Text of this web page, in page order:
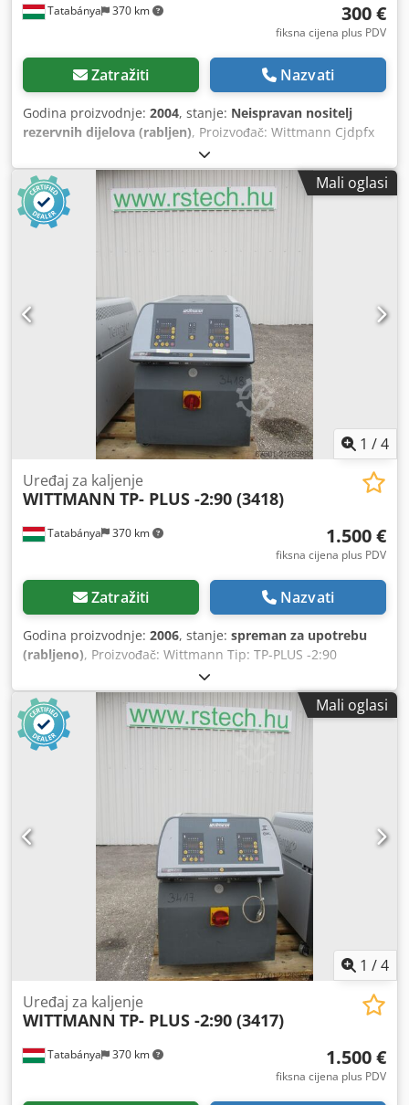
Tatabánya 370 km 300 €
fiksna cijena plus PDV
Zatražiti Nazvati
Godina proizvodnje: 2004, stanje: Neispravan nositelj
rezervnih dijelova (rabljen), Proizvođač: Wittmann Cjdpfx
Ajyk Tnnsfqjrf Tip: TP-PLUS-2:90 Nedovršeno
Mali oglasi
1 /4
Tatabánya 370 km
Uređaj za kaljenje
WITTMANN TP- PLUS -2:90 (3418)
1.500 €
fiksna cijena plus PDV
Zatražiti Nazvati
Godina proizvodnje: 2006, stanje: spreman za upotrebu
(rabljeno), Proizvođač: Wittmann Tip: TP-PLUS -2:90
Mali oglasi
1 /4
Tatabánya 370 km
Uređaj za kaljenje
WITTMANN TP- PLUS -2:90 (3417)
1.500 €
fiksna cijena plus PDV